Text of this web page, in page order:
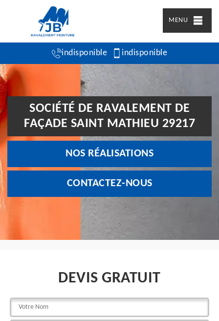
MENU
indisponible indisponible
SOCIÉTÉ DE RAVALEMENT DE
FAÇADE SAINT MATHIEU 29217
NOS RÉALISATIONS
CONTACTEZ-NOUS
DEVIS GRATUIT